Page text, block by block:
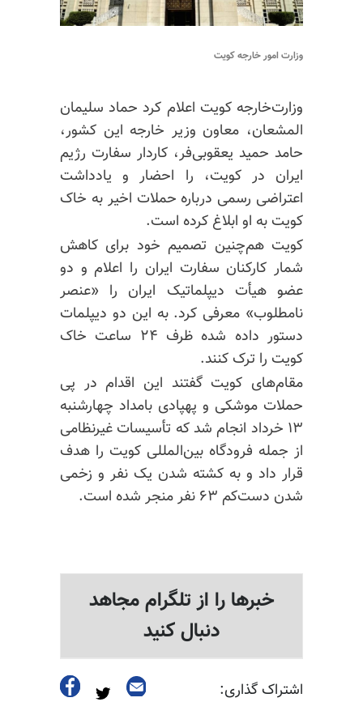
وزارت امور خارجه کویت
وزارت‌خارجه کویت اعلام کرد حماد سلیمان
المشعان، معاون وزیر خارجه این کشور،
حامد حمید یعقوبی‌فر، کاردار سفارت رژیم
ایران در کویت، را احضار و یادداشت
اعتراضی رسمی درباره حملات اخیر به خاک
کویت به او ابلاغ کرده است.
کویت هم‌چنین تصمیم خود برای کاهش
شمار کارکنان سفارت ایران را اعلام و دو
عضو هیأت دیپلماتیک ایران را «عنصر
نامطلوب» معرفی کرد. به این دو دیپلمات
دستور داده شده ظرف ۲۴ ساعت خاک
کویت را ترک کنند.
مقام‌های کویت گفتند این اقدام در پی
حملات موشکی و پهپادی بامداد چهارشنبه
۱۳ خرداد انجام شد که تأسیسات غیرنظامی
از جمله فرودگاه بین‌المللی کویت را هدف
قرار داد و به کشته شدن یک نفر و زخمی
شدن دست‌کم ۶۳ نفر منجر شده است.
خبرها را از تلگرام مجاهد
دنبال کنید
اشتراک گذاری: